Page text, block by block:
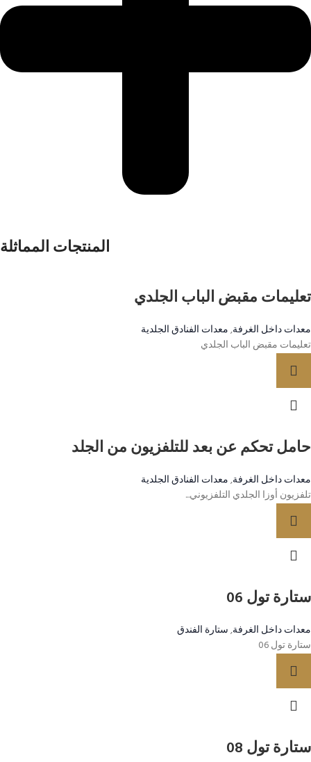
المنتجات المماثلة
تعليمات مقبض الباب الجلدي
معدات داخل الغرفة,معدات الفنادق الجلدية
تعليمات مقبض الباب الجلدي
حامل تحكم عن بعد للتلفزيون من الجلد
معدات داخل الغرفة,معدات الفنادق الجلدية
تلفزيون أوزا الجلدي التلفزيوني...
ستارة تول 06
معدات داخل الغرفة,ستارة الفندق
ستارة تول 06
ستارة تول 08